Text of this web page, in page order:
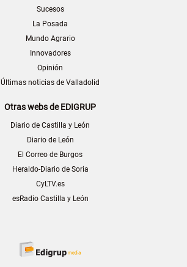
Sucesos
La Posada
Mundo Agrario
Innovadores
Opinión
Últimas noticias de Valladolid
Otras webs de EDIGRUP
Diario de Castilla y León
Diario de León
El Correo de Burgos
Heraldo-Diario de Soria
CyLTV.es
esRadio Castilla y León